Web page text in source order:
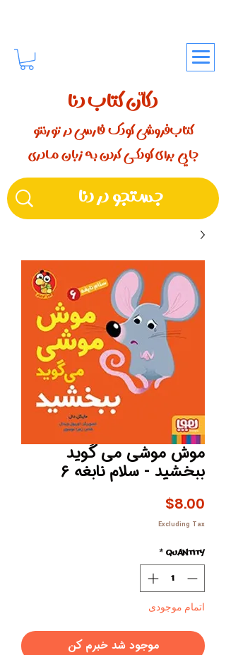
دکّان کتاب دنا
کتاب‌فروشی کودک فارسی در تورنتو
جایی برای کودکـــی کردن بـه زبان مـادری
موش موشی می گوید
ببخشید - سلام نابغه ۶
$8.00
Excluding Tax
Quantity
*
اتمام موجودی
موجود شد خبرم کن